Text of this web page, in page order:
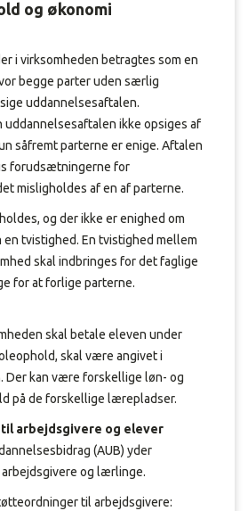
og økonomi
i virksomheden betragtes som en
begge parter uden særlig
uddannelsesaftalen.
uddannelsesaftalen ikke opsiges af
såfremt parterne er enige. Aftalen
forudsætningerne for
misligholdes af en af parterne.
og der ikke er enighed om
tvistighed. En tvistighed mellem
skal indbringes for det faglige
for at forlige parterne.
skal betale eleven under
skal være angivet i
Der kan være forskellige løn- og
på de forskellige lærepladser.
arbejdsgivere og elever
(AUB) yder
og lærlinge.
til arbejdsgivere: